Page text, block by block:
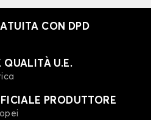
CON DPD
QUALITÀ U.E.
PRODUTTORE